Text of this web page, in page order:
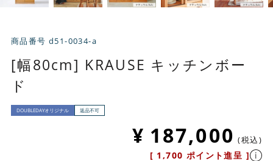
商品番号 d51-0034-a
[幅80cm] KRAUSE キッチンボー
ド
DOUBLEDAYオリジナル 返品不可
¥ 187,000 税込
[ 1,700 ポイント進呈 ]